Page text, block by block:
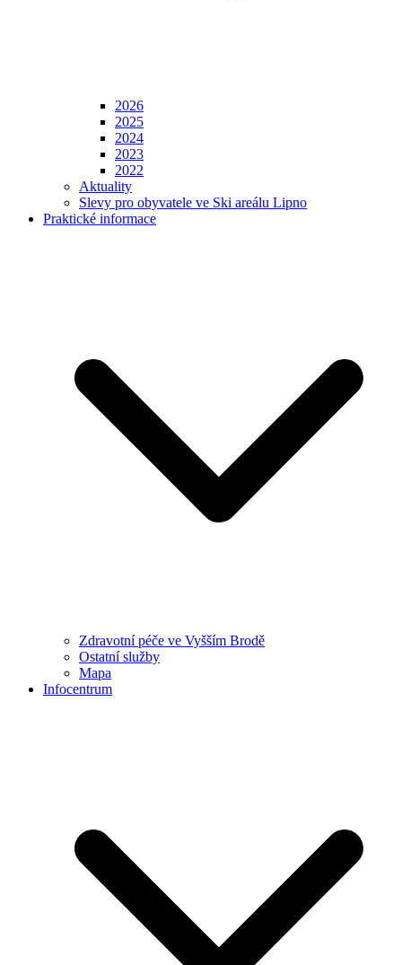
2026
2025
2024
2023
2022
Aktuality
Slevy pro obyvatele ve Ski areálu Lipno
Praktické informace
Zdravotní péče ve Vyšším Brodě
Ostatní služby
Mapa
Infocentrum